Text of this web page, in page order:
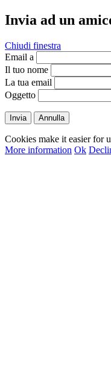
Invia ad un
Chiudi finestra
Email a
Il tuo nome
La tua email
Oggetto
Invia Annulla
Cookies make it easier for
More information Ok